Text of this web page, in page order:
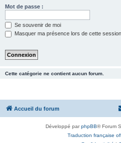
Mot de passe :
Se souvenir de moi
Masquer ma présence lors de cette session
Cette catégorie ne contient aucun forum.
Accueil du forum
Développé parphpBB® Forum
Traduction française